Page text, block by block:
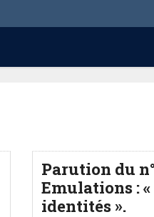
Parution du
Emulations :
identités ».